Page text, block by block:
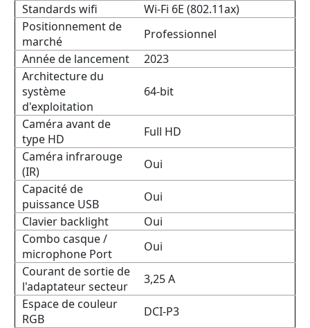
Standards wifi
Wi-Fi 6E (802.11ax)
Positionnement de
marché
Professionnel
Année de lancement
2023
Architecture du
système
d'exploitation
64-bit
Caméra avant de
type HD
Full HD
Caméra infrarouge
(IR)
Oui
Capacité de
puissance USB
Oui
Clavier backlight
Oui
Combo casque /
microphone Port
Oui
Courant de sortie de
l'adaptateur secteur
3,25 A
Espace de couleur
RGB
DCI-P3